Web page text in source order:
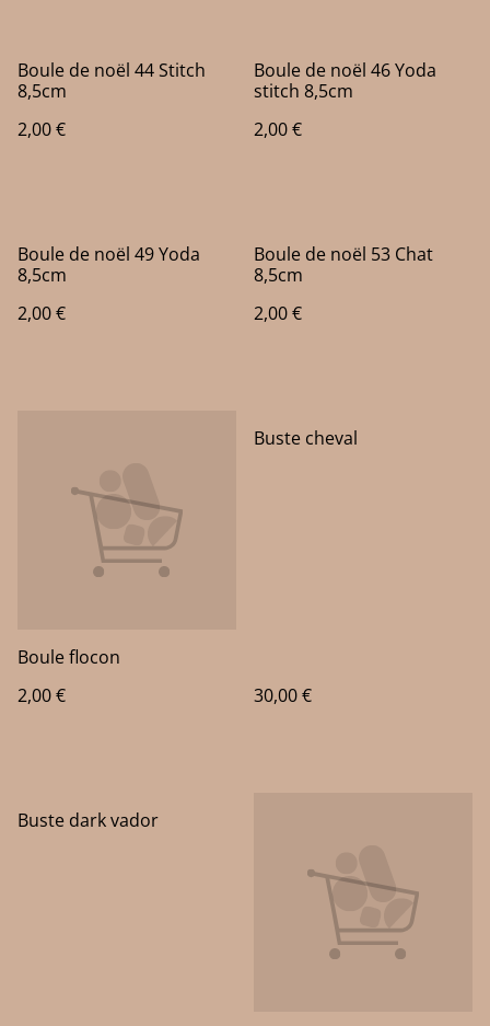
Boule de noël 44 Stitch
8,5cm
2,00 €
Boule de noël 46 Yoda
stitch 8,5cm
2,00 €
Boule de noël 49 Yoda
8,5cm
2,00 €
Boule de noël 53 Chat
8,5cm
2,00 €
Boule flocon
2,00 €
Buste cheval
30,00 €
Buste dark vador